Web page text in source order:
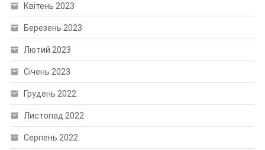
Квітень 2023
Березень 2023
Лютий 2023
Січень 2023
Грудень 2022
Листопад 2022
Серпень 2022